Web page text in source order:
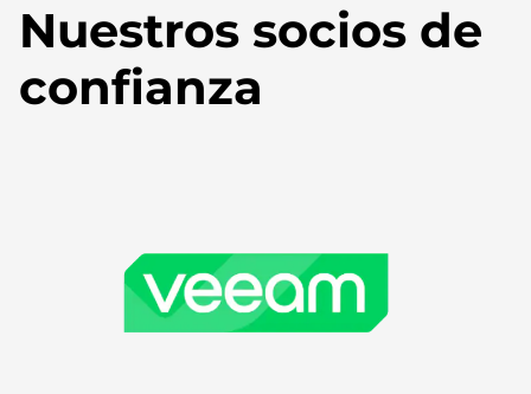
Nuestros socios de
confianza